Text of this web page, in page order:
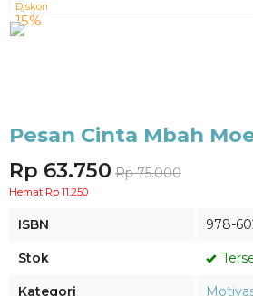
Diskon
15%
Pesan Cinta Mbah
Rp 63.750 Rp 75.000
Hemat Rp 11.250
ISBN 978-
Stok
Kategori